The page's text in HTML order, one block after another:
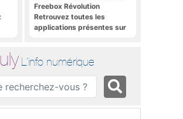
Freebox Révolution
Retrouvez toutes les
applications présentes sur
L'info numérique